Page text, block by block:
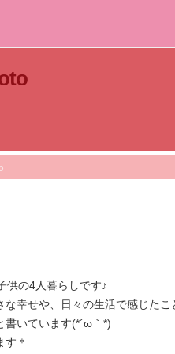
供の4人暮らしです♪
な幸せや、日々の生活で感じた
書いています(⁠*⁠´⁠ω⁠｀⁠*⁠)
す＊